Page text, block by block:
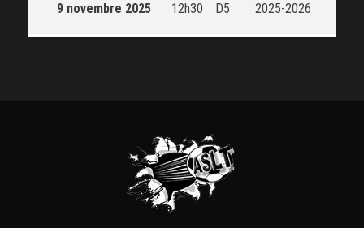
9 novembre 2025 12h30 D5 2025-2026